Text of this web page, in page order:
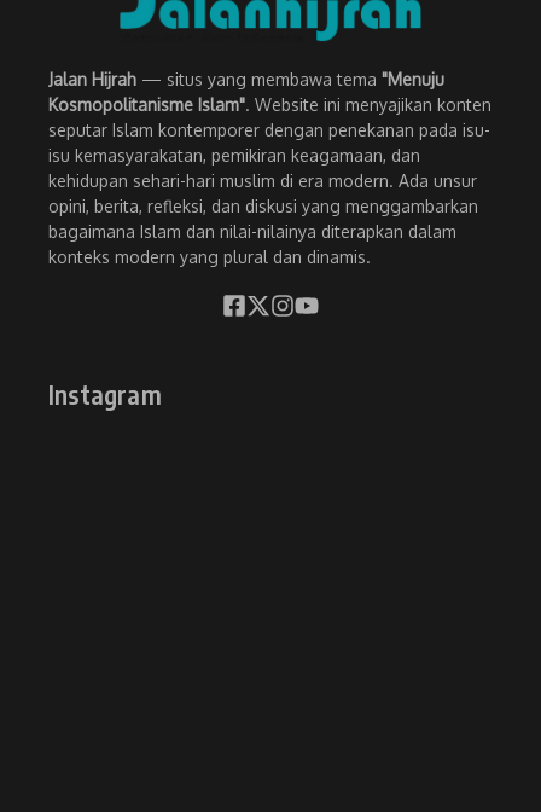
Jalan Hijrah — situs yang membawa tema "Menuju
Kosmopolitanisme Islam". Website ini menyajikan konten
seputar Islam kontemporer dengan penekanan pada isu-
isu kemasyarakatan, pemikiran keagamaan, dan
kehidupan sehari-hari muslim di era modern. Ada unsur
opini, berita, refleksi, dan diskusi yang menggambarkan
bagaimana Islam dan nilai-nilainya diterapkan dalam
konteks modern yang plural dan dinamis.
Instagram